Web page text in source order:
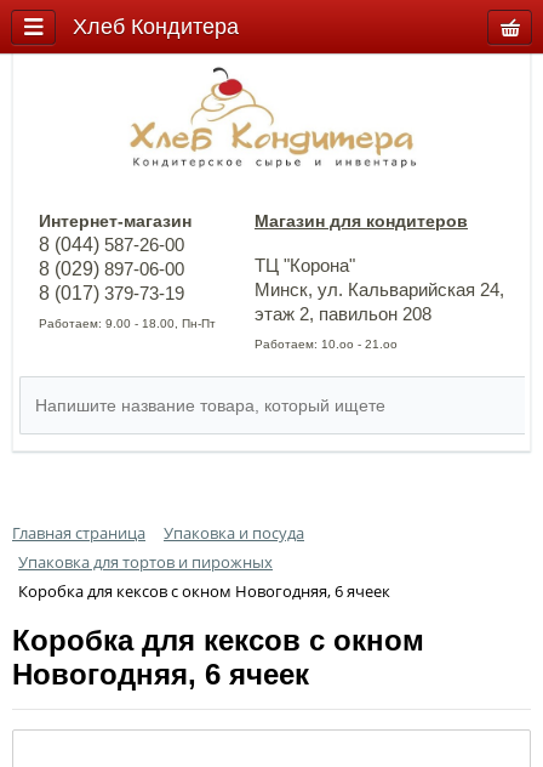
Интернет-магазин
8 (044) 587-26-00
8 (029) 897-06-00
8 (017) 379-73-19
Работаем: 9.00 - 18.00, Пн-Пт
Магазин для кондитеров
ТЦ "Корона"
Минск, ул. Кальварийская 24,
этаж 2, павильон 208
Работаем: 10.оо - 21.оо
Главная страница
Упаковка и посуда
Упаковка для тортов и пирожных
Коробка для кексов с окном Новогодняя, 6 ячеек
Коробка для кексов с окном
Новогодняя, 6 ячеек
Хлеб Кондитера